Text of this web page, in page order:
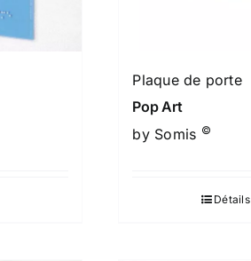
Plaque de porte
Pop Art
by Somis ©
Détails